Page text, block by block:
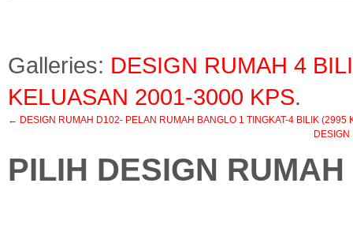
Galleries: DESIGN RUMAH 4
KELUASAN 2001-3000 KPS.
← DESIGN RUMAH D102- PELAN RUMAH BANGLO 1 TINGKAT-4 BILIK (2995
DESIGN
PILIH DESIGN RUMAH